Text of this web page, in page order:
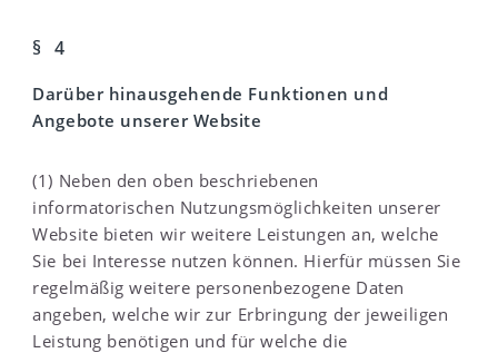
§ 4
Darüber hinausgehende Funktionen und
Angebote unserer Website
(1) Neben den oben beschriebenen
informatorischen Nutzungsmöglichkeiten unserer
Website bieten wir weitere Leistungen an, welche
Sie bei Interesse nutzen können. Hierfür müssen Sie
regelmäßig weitere personenbezogene Daten
angeben, welche wir zur Erbringung der jeweiligen
Leistung benötigen und für welche die